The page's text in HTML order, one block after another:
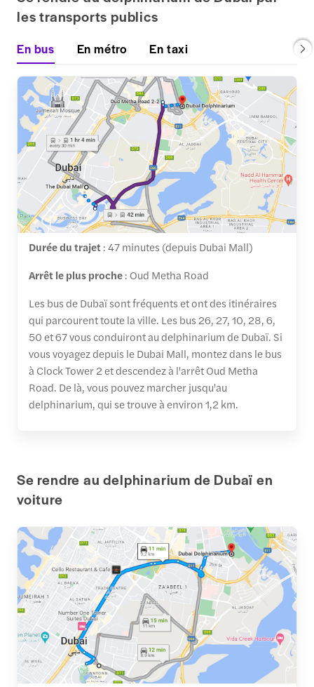
les transports publics
En bus En métro En taxi
Durée du trajet: 47 minutes (depuis Dubai Mall)
Arrêt le plus proche: Oud Metha Road
Les bus de Dubaï sont fréquents et ont des itinéraires
qui parcourent toute la ville. Les bus 26, 27, 10, 28, 6,
50 et 67 vous conduiront au delphinarium de Dubaï. Si
vous voyagez depuis le Dubai Mall, montez dans le bus
à Clock Tower 2 et descendez à l'arrêt Oud Metha
Road. De là, vous pouvez marcher jusqu'au
delphinarium, qui se trouve à environ 1,2 km.
Se rendre au delphinarium de Dubaï en
voiture